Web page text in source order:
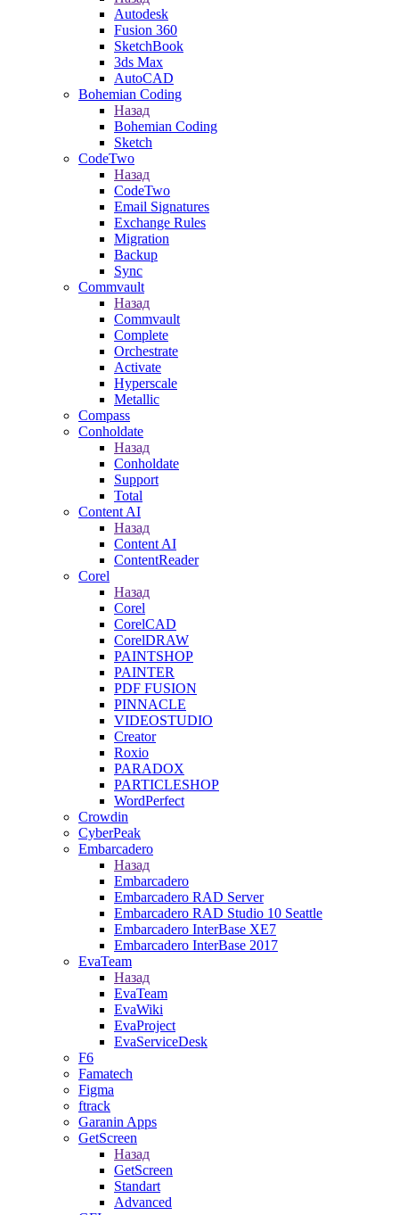
Autodesk
Fusion 360
SketchBook
3ds Max
AutoCAD
Bohemian Coding
Назад
Bohemian Coding
Sketch
CodeTwo
Назад
CodeTwo
Email Signatures
Exchange Rules
Migration
Backup
Sync
Commvault
Назад
Commvault
Complete
Orchestrate
Activate
Hyperscale
Metallic
Compass
Conholdate
Назад
Conholdate
Support
Total
Content AI
Назад
Content AI
ContentReader
Corel
Назад
Corel
CorelCAD
CorelDRAW
PAINTSHOP
PAINTER
PDF FUSION
PINNACLE
VIDEOSTUDIO
Creator
Roxio
PARADOX
PARTICLESHOP
WordPerfect
Crowdin
CyberPeak
Embarcadero
Назад
Embarcadero
Embarcadero RAD Server
Embarcadero RAD Studio 10 Seattle
Embarcadero InterBase XE7
Embarcadero InterBase 2017
EvaTeam
Назад
EvaTeam
EvaWiki
EvaProject
EvaServiceDesk
F6
Famatech
Figma
ftrack
Garanin Apps
GetScreen
Назад
GetScreen
Standart
Advanced